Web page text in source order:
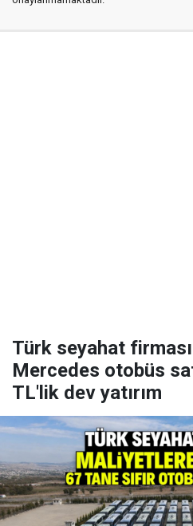
Türk seyahat
Mercedes otobüs
TL'lik dev yatırım